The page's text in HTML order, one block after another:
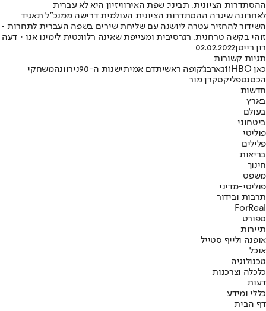
ההסתדרות הציונית, תביני: שפת האירוויזיון היא לא עברית
לאחרונה שיגרה ההסתדרות הציונית העולמית דרישה ממנכ"ל תאגיד
השידור להחזיר עטרה ליושנה עם שליחת שירים בשפה העברית לתחרות •
זוהי בקשה טרחנית, רגרסיבית ומעייפת שאינה רלוונטית לימינו אנו • דעה
רון רייטן02.02.2022
תגיות קשורות
כאן 11 HBO גארבג'קופה ראשיתדם אמיתישנות ה-90 נירוונהמשחקי
הכסנטפליקסקרן מור
חדשות
בארץ
בעולם
ביטחוני
פוליטי
פלילים
בריאות
חינוך
משפט
פוליטי-מדיני
תרבות ובידור
ForReal
ספורט
תיירות
אופנה ולייף סטייל
אוכל
טכנולוגיה
כלכלה וצרכנות
דעות
כללי ומידע
דף הבית